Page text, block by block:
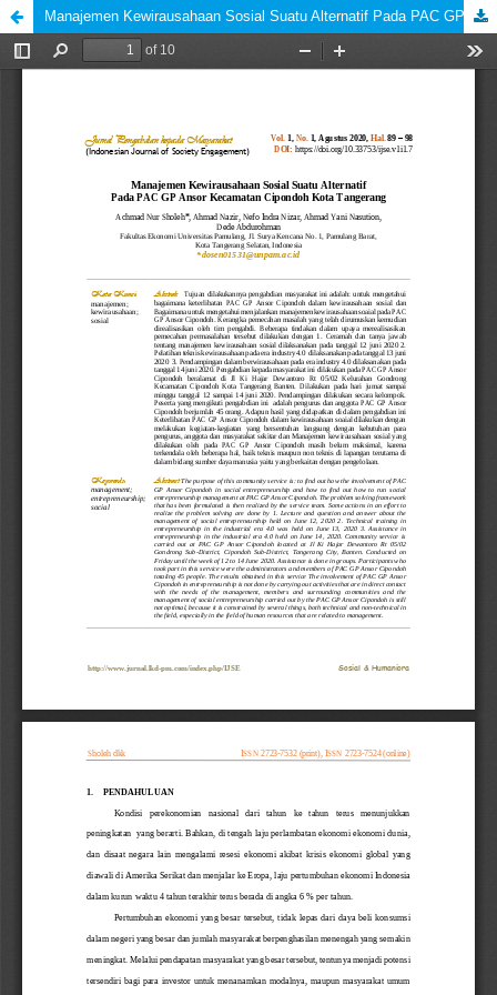
Manajemen Kewirausahaan Sosial Suatu Alternatif Pada PAC GP Ansor Kecamatan Cipondoh Kota Tangerang